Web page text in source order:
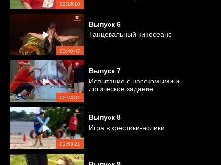
02:16:10
02:40:47
Выпуск 6
Танцевальный киносеанс
02:24:31
Выпуск 7
Испытание с насекомыми и
логическое задание
02:53:21
Выпуск 8
Игра в крестики-нолики